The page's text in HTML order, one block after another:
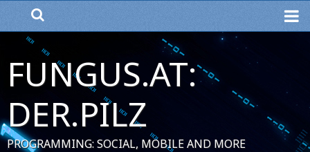
FUNGUS.AT:
DER.PILZ
PROGRAMMING: SOCIAL, MOBILE AND MORE